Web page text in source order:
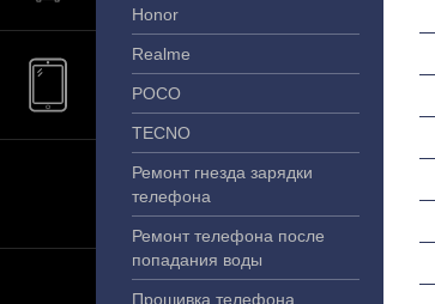
Honor
Realme
POCO
TECNO
Ремонт гнезда зарядки
телефона
Ремонт телефона после
попадания воды
Прошивка телефона